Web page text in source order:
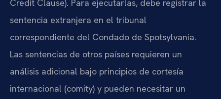
Credit Clause). Para ejecutarlas, debe registrar la
sentencia extranjera en el tribunal
correspondiente del Condado de Spotsylvania.
Las sentencias de otros países requieren un
análisis adicional bajo principios de cortesía
internacional (comity) y pueden necesitar un